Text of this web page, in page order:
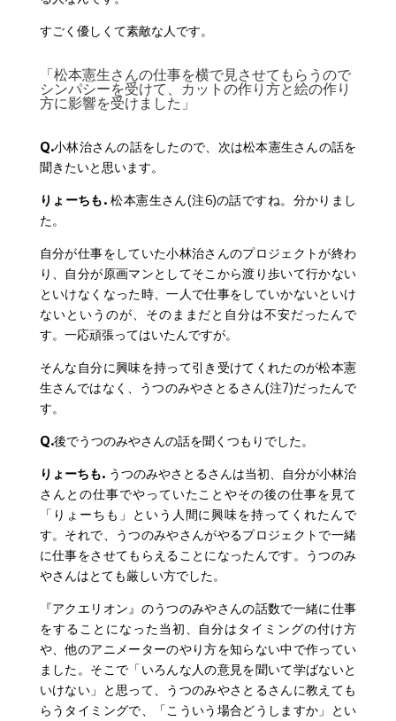
すごく優しくて素敵な人です。
「松本憲生さんの仕事を横で見させてもらうので
シンパシーを受けて、カットの作り方と絵の作り
方に影響を受けました」
Q.小林治さんの話をしたので、次は松本憲生さんの話を
聞きたいと思います。
りょーちも.松本憲生さん(注6)の話ですね。分かりまし
た。
自分が仕事をしていた小林治さんのプロジェクトが終わ
り、自分が原画マンとしてそこから渡り歩いて行かない
といけなくなった時、一人で仕事をしていかないといけ
ないというのが、そのままだと自分は不安だったんで
す。一応頑張ってはいたんですが。
そんな自分に興味を持って引き受けてくれたのが松本憲
生さんではなく、うつのみやさとるさん(注7)だったんで
す。
Q.後でうつのみやさんの話を聞くつもりでした。
りょーちも. うつのみやさとるさんは当初、自分が小林治
さんとの仕事でやっていたことやその後の仕事を見て
「りょーちも」という人間に興味を持ってくれたんで
す。それで、うつのみやさんがやるプロジェクトで一緒
に仕事をさせてもらえることになったんです。うつのみ
やさんはとても厳しい方でした。
『アクエリオン』のうつのみやさんの話数で一緒に仕事
をすることになった当初、自分はタイミングの付け方
や、他のアニメーターのやり方を知らない中で作ってい
ました。そこで「いろんな人の意見を聞いて学ばないと
いけない」と思って、うつのみやさとるさんに教えても
らうタイミングで、「こういう場合どうしますか」とい